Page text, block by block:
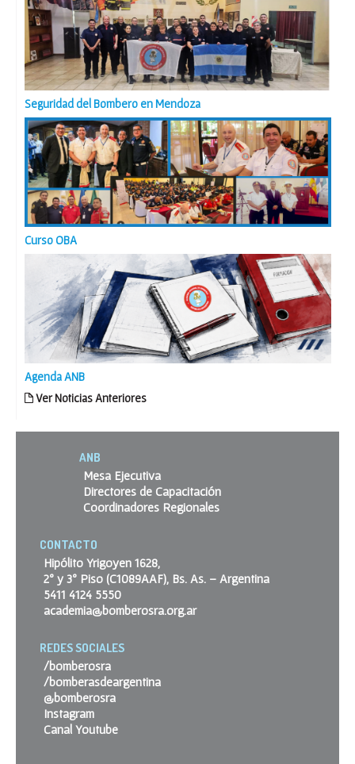
Seguridad del Bombero en Mendoza
Curso OBA
Agenda ANB
Ver Noticias Anteriores
ANB
Mesa Ejecutiva
Directores de Capacitación
Coordinadores Regionales
CONTACTO
Hipólito Yrigoyen 1628,
2º y 3º Piso (C1089AAF), Bs. As. – Argentina
5411 4124 5550
academia@bomberosra.org.ar
REDES SOCIALES
/bomberosra
/bomberasdeargentina
@bomberosra
Instagram
Canal Youtube